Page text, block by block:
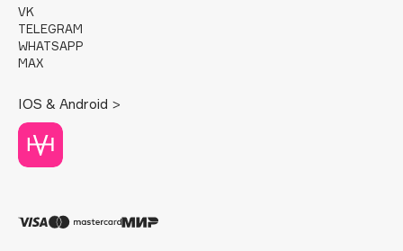
DABO
DARLING*
Darphin
Deonica
Dessange
Dior
Dolomit
VK
TELEGRAM
WHATSAPP
MAX
IOS & Android >